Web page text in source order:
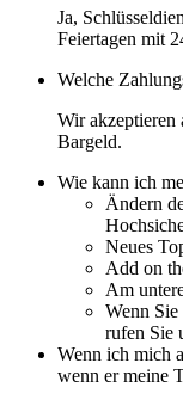
Ja,
Feiertagen mit
Welche
Wir akzeptieren
Bargeld.
Wie kann ich
Ändern
Neues
Add on
Am
Wenn
rufen Sie
Wenn ich mich
wenn er meine